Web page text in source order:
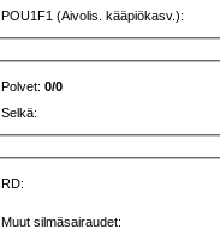
POU1F1 (Aivolis. kääpiökasv.):
Polvet:0/0
Selkä:
RD:
Muut silmäsairaudet: